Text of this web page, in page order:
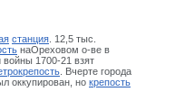
станция . 12,5 тыс.
наОреховом о-ве в
войны 1700-21 взят
. Вчерте города
оккупирован, но крепость